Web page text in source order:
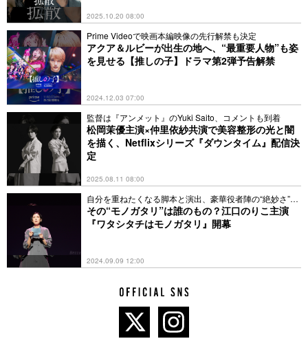
2025.10.20 08:00
Prime Videoで映画本編映像の先行解禁も決定
アクア＆ルビーが出生の地へ、“最重要人物”も姿
を見せる【推しの子】ドラマ第2弾予告解禁
2024.12.03 07:00
監督は『アンメット』のYuki Saito、コメントも到着
松岡茉優主演×仲里依紗共演で美容整形の光と闇
を描く、Netflixシリーズ『ダウンタイム』配信決
定
2025.08.11 08:00
自分を重ねたくなる脚本と演出、豪華役者陣の“絶妙さ”と
は
その“モノガタリ”は誰のもの？江口のりこ主演
『ワタシタチはモノガタリ』開幕
2024.09.09 12:00